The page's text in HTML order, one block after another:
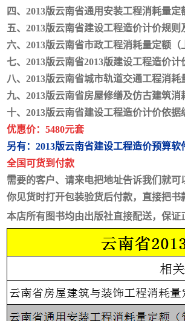
四、2013版云南省通用安装工程消耗量
五、2013版云南省建设工程造价计价规
六、2013版云南省市政工程消耗量定额
七、2013版云南省2013版建设工程造价计
八、2013版云南省城市轨道交通工程消
九、2013版云南省房屋修缮及仿古建筑
十、2013版云南省建设工程造价计价依
优惠价：5480元套
另有：2013版云南省建设工程造价预算软
全国可货到付款
需要的客户、请来电把地址告诉我们就可
你见货时打开包装验货后付款，直接把书
本店所有图书均由出版社直接配送，保